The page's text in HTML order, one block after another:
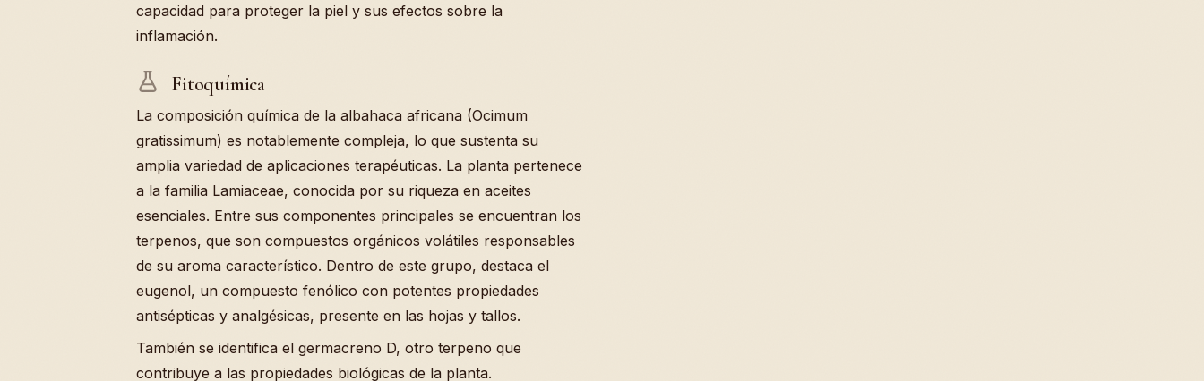
capacidad para proteger la piel y sus efectos sobre la
inflamación.
Fitoquímica
La composición química de la albahaca africana (Ocimum
gratissimum) es notablemente compleja, lo que sustenta su
amplia variedad de aplicaciones terapéuticas. La planta pertenece
a la familia Lamiaceae, conocida por su riqueza en aceites
esenciales. Entre sus componentes principales se encuentran los
terpenos, que son compuestos orgánicos volátiles responsables
de su aroma característico. Dentro de este grupo, destaca el
eugenol, un compuesto fenólico con potentes propiedades
antisépticas y analgésicas, presente en las hojas y tallos.
También se identifica el germacreno D, otro terpeno que
contribuye a las propiedades biológicas de la planta.